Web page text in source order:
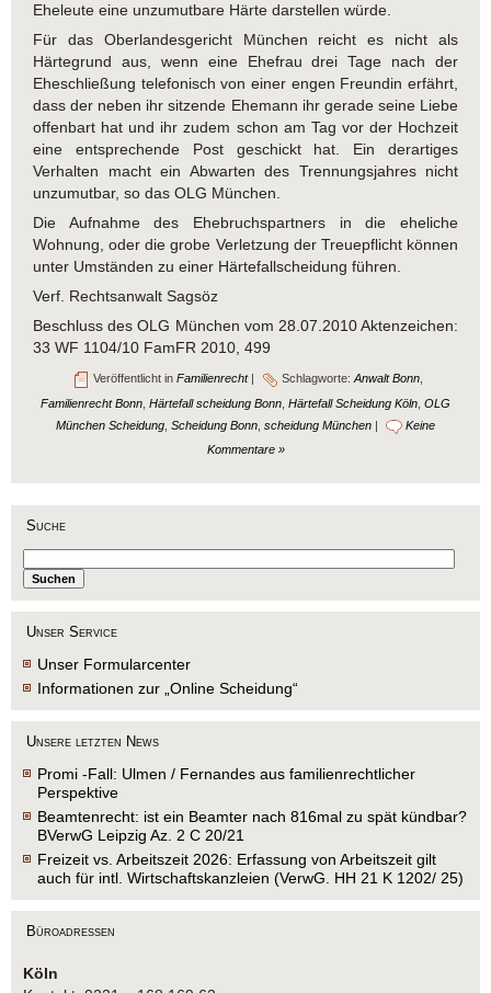
Suche
Unser Service
Unser Formularcenter
Informationen zur „Online Scheidung“
Unsere letzten News
Promi -Fall: Ulmen / Fernandes aus familienrechtlicher
Perspektive
Beamtenrecht: ist ein Beamter nach 816mal zu spät kündbar?
BVerwG Leipzig Az. 2 C 20/21
Freizeit vs. Arbeitszeit 2026: Erfassung von Arbeitszeit gilt
auch für intl. Wirtschaftskanzleien (VerwG. HH 21 K 1202/ 25)
Büroadressen
Köln
Eheleute eine unzumutbare Härte darstellen würde.
Für das Oberlandesgericht München reicht es nicht als
Härtegrund aus, wenn eine Ehefrau drei Tage nach der
Eheschließung telefonisch von einer engen Freundin erfährt,
dass der neben ihr sitzende Ehemann ihr gerade seine Liebe
offenbart hat und ihr zudem schon am Tag vor der Hochzeit
eine entsprechende Post geschickt hat. Ein derartiges
Verhalten macht ein Abwarten des Trennungsjahres nicht
unzumutbar, so das OLG München.
Die Aufnahme des Ehebruchspartners in die eheliche
Wohnung, oder die grobe Verletzung der Treuepflicht können
unter Umständen zu einer Härtefallscheidung führen.
Verf. Rechtsanwalt Sagsöz
Beschluss des OLG München vom 28.07.2010 Aktenzeichen:
33 WF 1104/10 FamFR 2010, 499
Veröffentlicht in Familienrecht| Schlagworte:Anwalt Bonn,
Familienrecht Bonn Härtefall scheidung Bonn Härtefall Scheidung Köln OLG
München Scheidung Scheidung Bonn scheidung München |
Keine
Kommentare »